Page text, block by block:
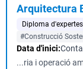
Arquitectura
Diploma
#Construcció
Data d'inici:
...ria i operació